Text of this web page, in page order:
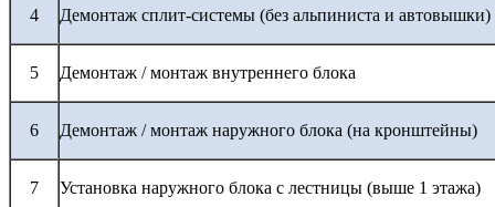
4 Демонтаж сплит-системы (без альпиниста и автовышки)
5 Демонтаж / монтаж внутреннего блока
6 Демонтаж / монтаж наружного блока (на кронштейны)
7 Установка наружного блока с лестницы (выше 1 этажа)